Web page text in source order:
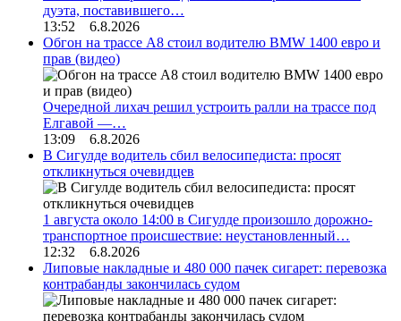
дуэта, поставившего…
13:52 6.8.2026
Обгон на трассе А8 стоил водителю BMW 1400 евро и
прав (видео)
Очередной лихач решил устроить ралли на трассе под
Елгавой —…
13:09 6.8.2026
В Сигулде водитель сбил велосипедиста: просят
откликнуться очевидцев
1 августа около 14:00 в Сигулде произошло дорожно-
транспортное происшествие: неустановленный…
12:32 6.8.2026
Липовые накладные и 480 000 пачек сигарет: перевозка
контрабанды закончилась судом